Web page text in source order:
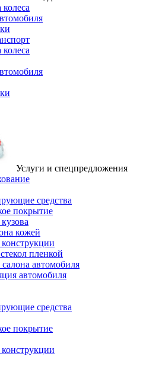
Услуги и спецпредложения
средства
покрытие
кожей
пленкой
автомобиля
автомобиля
средства
покрытие